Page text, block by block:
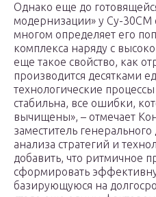
Однако еще до
модернизации» у Су-30СМ
многом определяет его
комплекса наряду с
еще такое свойство, как
производится десятками
технологические
стабильна, все ошибки,
вычищены», – отмечает
заместитель
анализа стратегий и
добавить, что ритмичное
сформировать
базирующуюся на